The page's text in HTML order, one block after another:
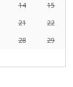
14
15
21
22
28
29